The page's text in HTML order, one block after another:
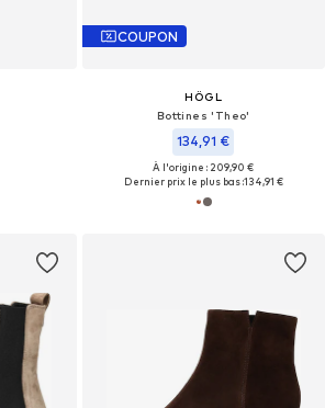
COUPON
HÖGL
Bottines 'Theo'
134,91 €
À l'origine : 209,90 €
Dernier prix le plus bas :134,91 €